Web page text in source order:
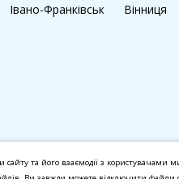
Івано-Франківськ Вінниця
та його взаємодії з